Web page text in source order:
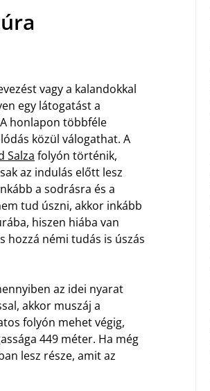
vagy a kalandokkal
egy látogatást a
honlapon többféle
közül válogathat. A
Salza folyón történik,
az indulás előtt lesz
a sodrásra és a
tud úszni, akkor inkább
hiszen hiába van
hozzá némi tudás is úszás
az idei nyarat
akkor muszáj a
folyón mehet végig,
449 méter. Ha még
lesz része, amit az